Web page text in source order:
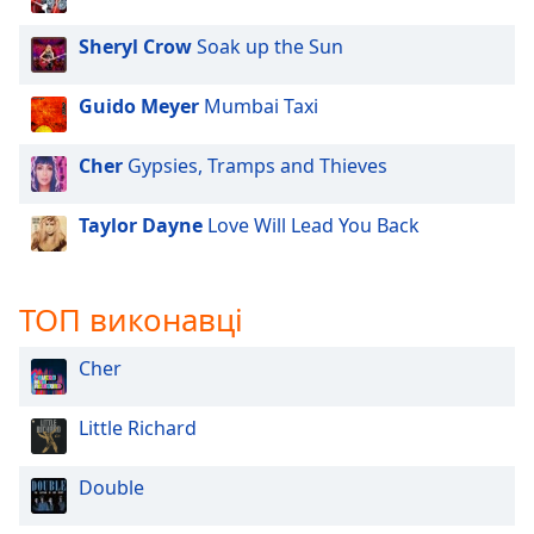
and
close
Color
Opacity
Text
Background
Color
Opacity
Caption
Sheryl CrowSoak up the Sun
Guido Meyer Mumbai Taxi
Cher Gypsies, Tramps and Thieves
Taylor Dayne Love Will Lead You Back
ТОП виконавці
Cher
Little Richard
Double